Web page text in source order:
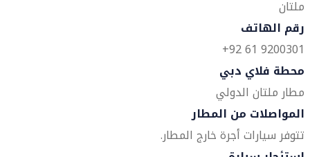
ملتان
رقم الهاتف
9200301 61 92+
محطة فلاي دبي
مطار ملتان الدولي
المواصلات من المطار
تتوفر سيارات أجرة خارج المطار.